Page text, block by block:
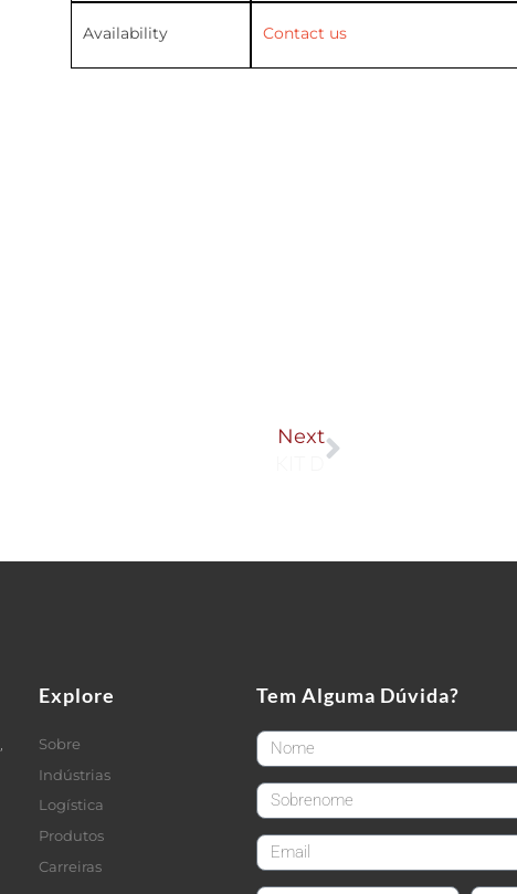
Availability Contact us
NextNext
Explore
Sobre
Indústrias
Logística
Produtos
Carreiras
Tem Alguma Dúvida?
FirstName
LastName
email